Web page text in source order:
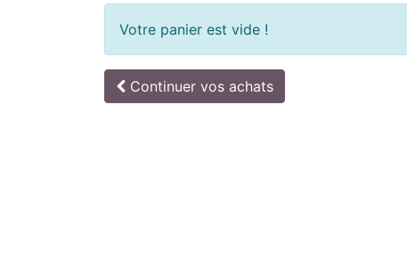
Votre panier est vide !
Continuer vos achats